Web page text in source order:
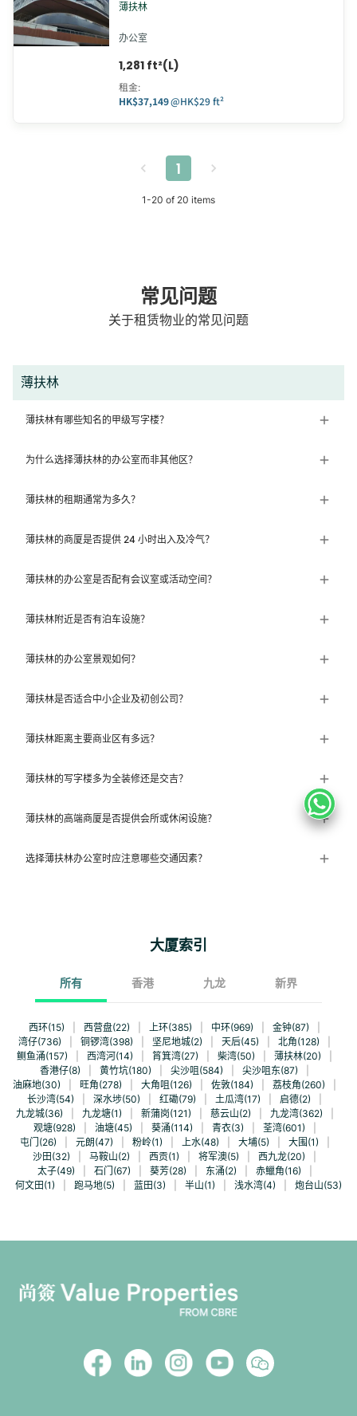
薄扶林
办公室
1,281 ft²(L)
租金:
HK$37,149@HK$29 ft²
1
1-20 of 20 items
常见问题
关于租赁物业的常见问题
薄扶林
薄扶林有哪些知名的甲级写字楼？
为什么选择薄扶林的办公室而非其他区？
薄扶林的租期通常为多久？
薄扶林的商厦是否提供 24 小时出入及冷气？
薄扶林的办公室是否配有会议室或活动空间？
薄扶林附近是否有泊车设施？
薄扶林的办公室景观如何？
薄扶林是否适合中小企业及初创公司？
薄扶林距离主要商业区有多远？
薄扶林的写字楼多为全装修还是交吉？
薄扶林的高端商厦是否提供会所或休闲设施？
选择薄扶林办公室时应注意哪些交通因素？
大厦索引
所有 香港 九龙 新界
西环(15) 西营盘(22) 上环(385) 中环(969) 金钟(87)
湾仔(736)
铜锣湾(398) 坚尼地城(2) 天后(45) 北角(128)
鲗鱼涌(157)
西湾河(14) 筲箕湾(27) 柴湾(50) 薄扶林(20)
香港仔(8)
黄竹坑(180) 尖沙咀(584) 尖沙咀东(87)
油麻地(30)
旺角(278) 大角咀(126) 佐敦(184) 荔枝角(260)
长沙湾(54)
深水埗(50) 红磡(79) 土瓜湾(17) 启德(2)
九龙城(36)
九龙塘(1) 新蒲岗(121) 慈云山(2) 九龙湾(362)
观塘(928)
油塘(45) 葵涌(114) 青衣(3) 荃湾(601)
屯门(26)
元朗(47) 粉岭(1) 上水(48) 大埔(5) 大围(1)
沙田(32)
马鞍山(2) 西贡(1) 将军澳(5) 西九龙(20)
太子(49)
石门(67) 葵芳(28) 东涌(2) 赤鱲角(16)
何文田(1)
跑马地(5) 蓝田(3) 半山(1) 浅水湾(4) 炮台山(53)